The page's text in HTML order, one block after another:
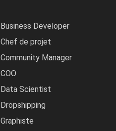
Business Developer
Chef de projet
Community Manager
COO
Data Scientist
Dropshipping
Graphiste